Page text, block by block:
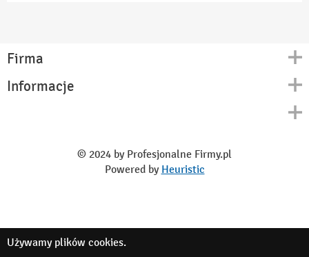
Firma
Kontakt
Informacje
© 2024 by Profesjonalne Firmy.pl
Powered by Heuristic
Używamy plików cookies.